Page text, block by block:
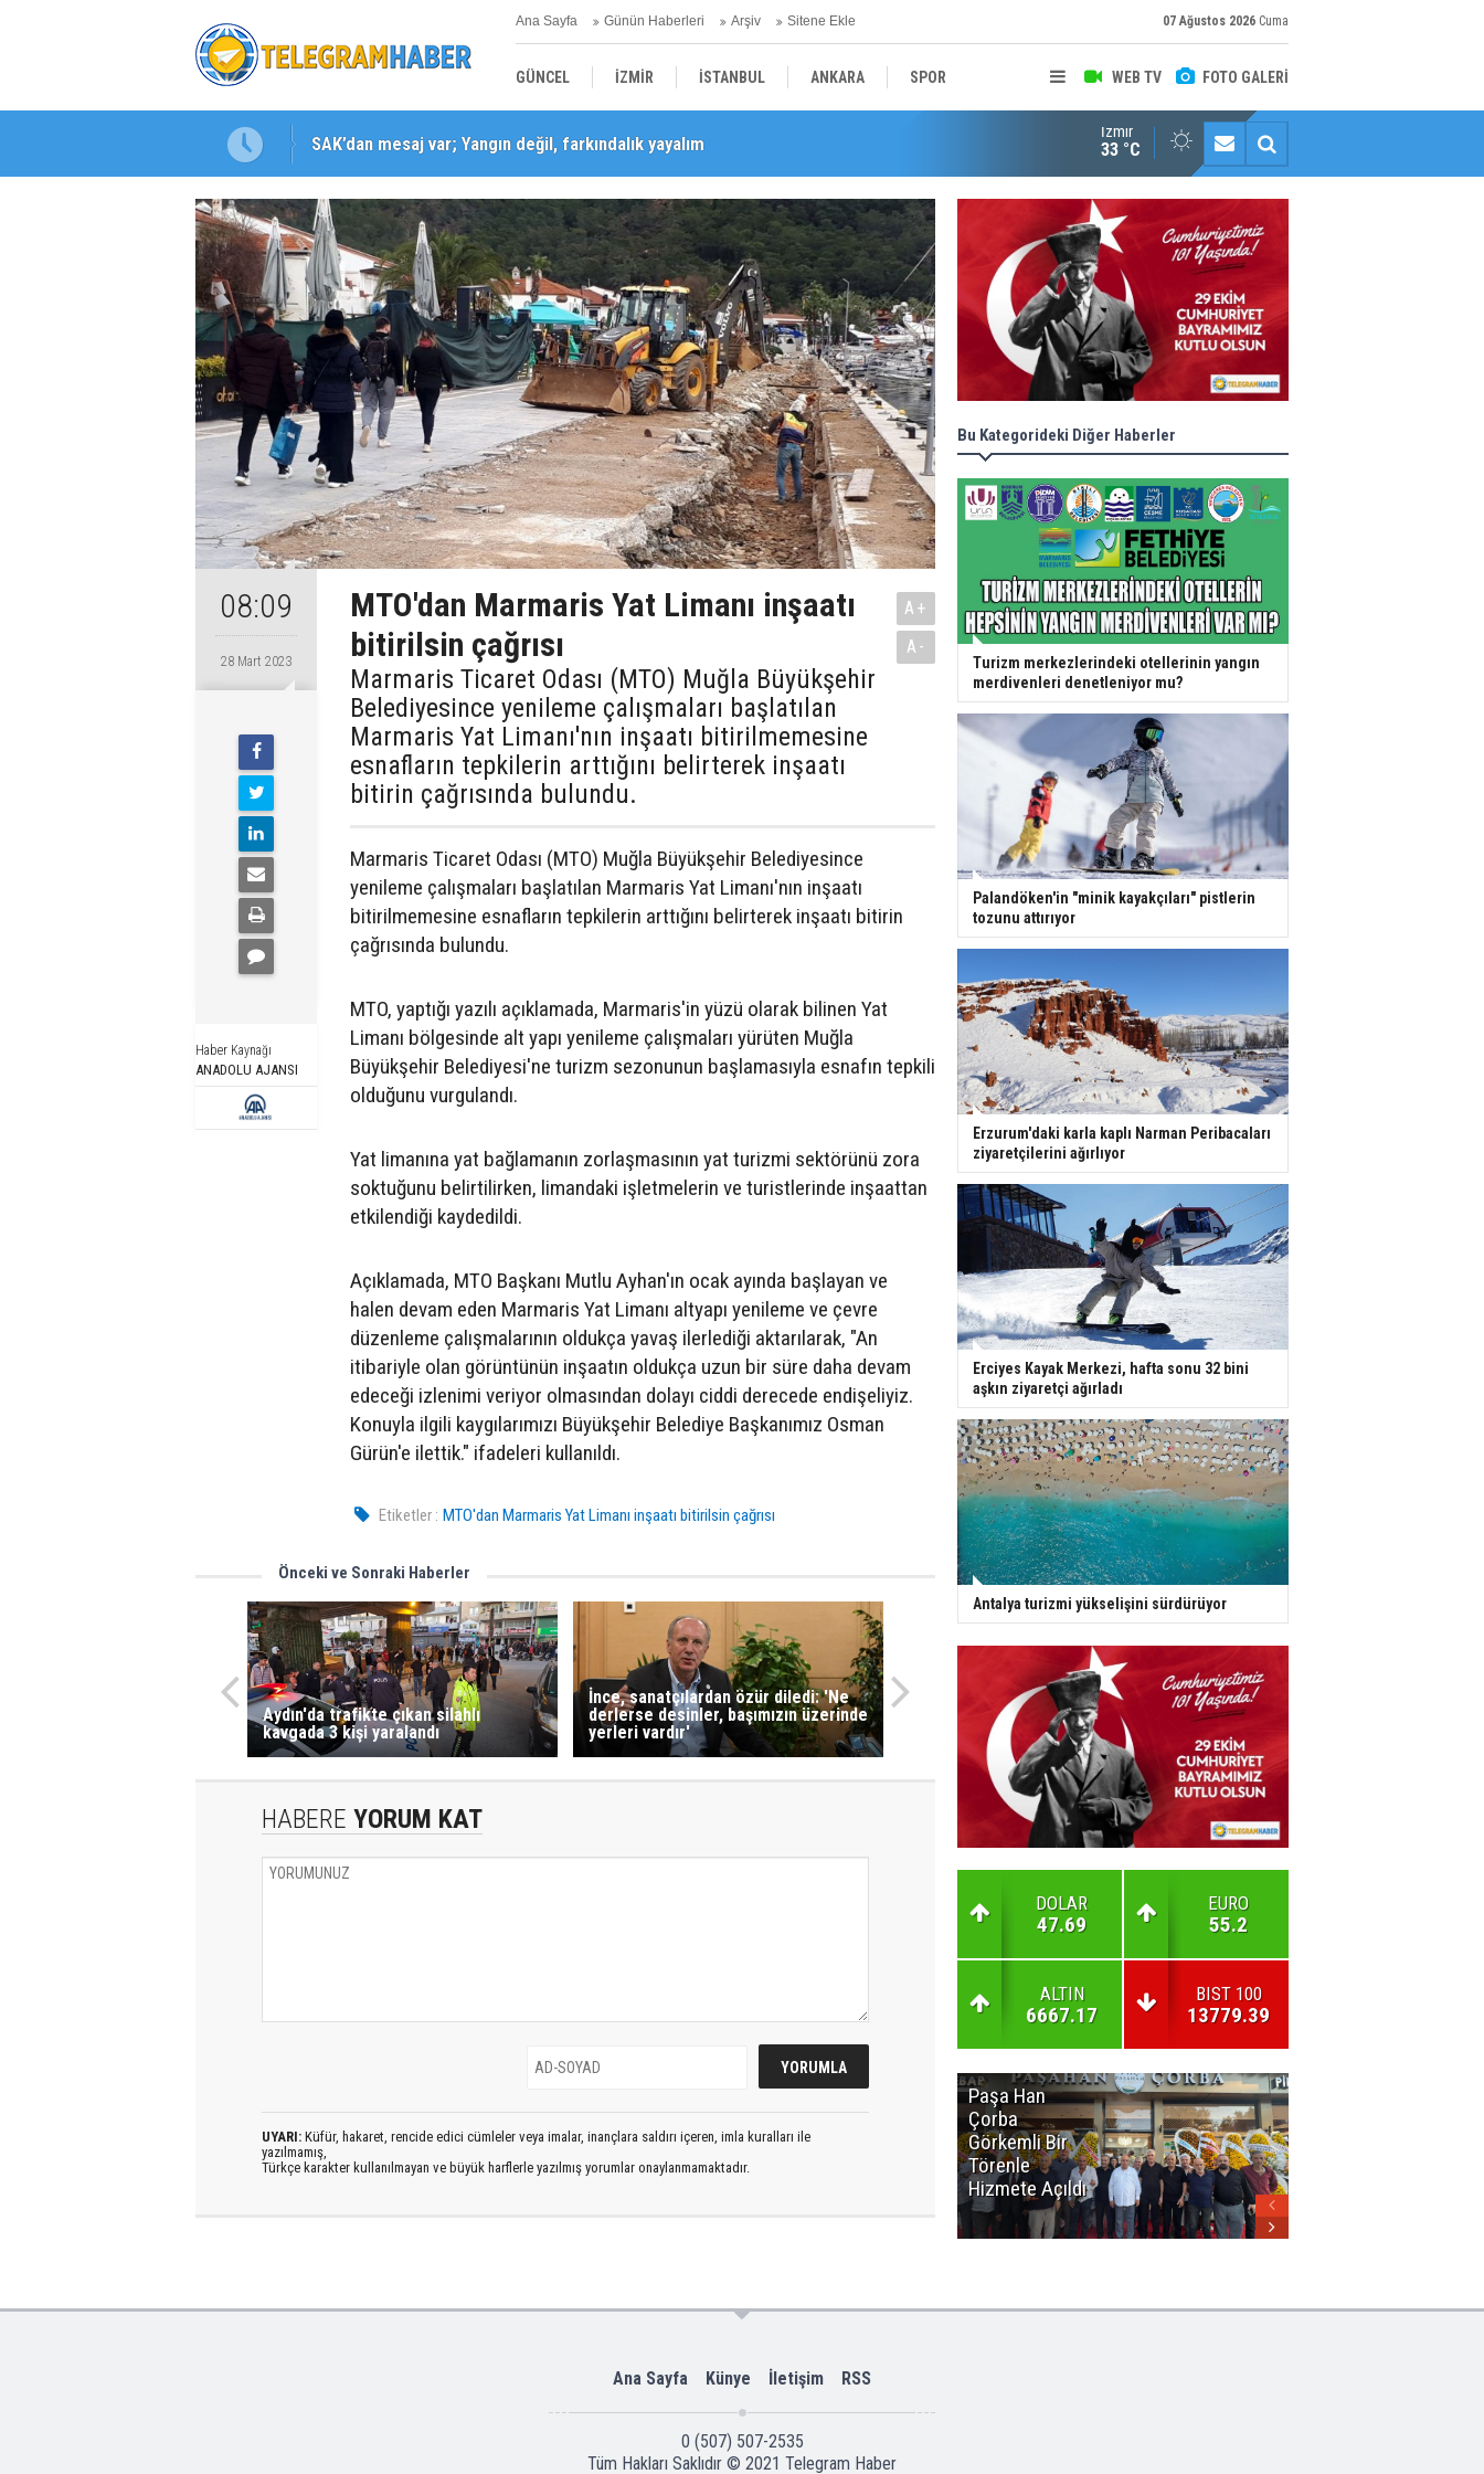
Ana Sayfa Günün Haberleri Arşiv Sitene Ekle 07 Ağustos 2026 Cuma
WEB TV FOTO GALERİ
GÜNCEL İZMİR İSTANBUL ANKARA SPOR
YEREL SAĞLIK
SAK’dan mesaj var; Yangın değil, farkındalık yayalım
Karabağlar ‘da Gazeteci Barış Selçuk saygıyla anıldı
Konaklı kadınların okuma azmi örnek oldu
İzmir
33 °C
08:09
28 Mart 2023
Haber Kaynağı
ANADOLU AJANSI
MTO'dan Marmaris Yat Limanı inşaatı
bitirilsin çağrısı
Marmaris Ticaret Odası (MTO) Muğla Büyükşehir
Belediyesince yenileme çalışmaları başlatılan
Marmaris Yat Limanı'nın inşaatı bitirilmemesine
esnafların tepkilerin arttığını belirterek inşaatı
bitirin çağrısında bulundu.
A+
A-
Marmaris Ticaret Odası (MTO) Muğla Büyükşehir Belediyesince
yenileme çalışmaları başlatılan Marmaris Yat Limanı'nın inşaatı
bitirilmemesine esnafların tepkilerin arttığını belirterek inşaatı bitirin
çağrısında bulundu.
MTO, yaptığı yazılı açıklamada, Marmaris'in yüzü olarak bilinen Yat
Limanı bölgesinde alt yapı yenileme çalışmaları yürüten Muğla
Büyükşehir Belediyesi'ne turizm sezonunun başlamasıyla esnafın tepkili
olduğunu vurgulandı.
Yat limanına yat bağlamanın zorlaşmasının yat turizmi sektörünü zora
soktuğunu belirtilirken, limandaki işletmelerin ve turistlerinde inşaattan
etkilendiği kaydedildi.
Açıklamada, MTO Başkanı Mutlu Ayhan'ın ocak ayında başlayan ve
halen devam eden Marmaris Yat Limanı altyapı yenileme ve çevre
düzenleme çalışmalarının oldukça yavaş ilerlediği aktarılarak, "An
itibariyle olan görüntünün inşaatın oldukça uzun bir süre daha devam
edeceği izlenimi veriyor olmasından dolayı ciddi derecede endişeliyiz.
Konuyla ilgili kaygılarımızı Büyükşehir Belediye Başkanımız Osman
Gürün'e ilettik." ifadeleri kullanıldı.
Etiketler : MTO'dan Marmaris Yat Limanı inşaatı bitirilsin çağrısı
Önceki ve Sonraki Haberler
Aydın'da trafikte çıkan silahlı
kavgada 3 kişi yaralandı
İnce, sanatçılardan özür diledi: 'Ne
derlerse desinler, başımızın üzerinde
yerleri vardır'
HABERE YORUM KAT
UYARI: Küfür, hakaret, rencide edici cümleler veya imalar, inançlara saldırı içeren, imla kuralları ile
yazılmamış,
Türkçe karakter kullanılmayan ve büyük harflerle yazılmış yorumlar onaylanmamaktadır.
Bu Kategorideki Diğer Haberler
Turizm merkezlerindeki otellerinin yangın
merdivenleri denetleniyor mu?
Palandöken'in "minik kayakçıları" pistlerin
tozunu attırıyor
Erzurum'daki karla kaplı Narman Peribacaları
ziyaretçilerini ağırlıyor
Erciyes Kayak Merkezi, hafta sonu 32 bini
aşkın ziyaretçi ağırladı
Antalya turizmi yükselişini sürdürüyor
DOLAR
47.69
EURO
55.2
ALTIN
6667.17
BIST 100
13779.39
Paşa Han
Çorba
Görkemli Bir
Törenle
Hizmete Açıldı
Ana Sayfa Künye İletişim RSS
0 (507) 507-2535
Tüm Hakları Saklıdır © 2021 Telegram Haber